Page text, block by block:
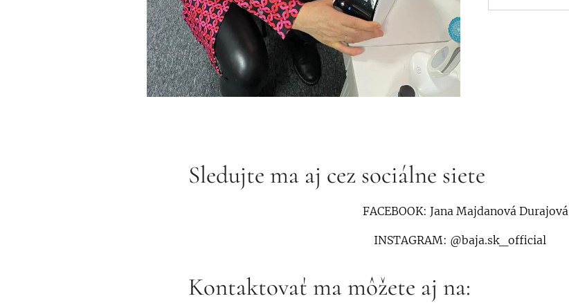
Sledujte ma aj cez sociálne siete
FACEBOOK: Jana Majdanová Durajová
INSTAGRAM: @baja.sk_official
Kontaktovať ma môžete aj na: